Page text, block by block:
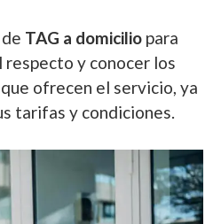
TAG a domicilio para
y conocer los
ofrecen el servicio, ya
tarifas y condiciones.